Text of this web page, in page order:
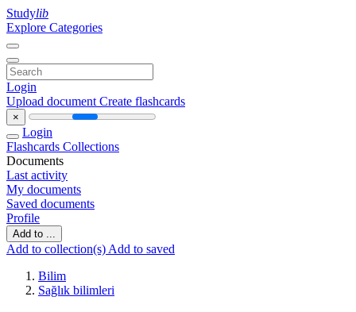
Studylib
Explore Categories
Login
Upload document Create flashcards
×
Login
Flashcards Collections
Documents
Last activity
My documents
Saved documents
Profile
Add to ...
Add to collection(s) Add to saved
Bilim
Sağlık bilimleri